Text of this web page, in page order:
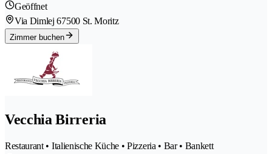
Geöffnet
Via Dimlej 67500 St. Moritz
Zimmer buchen
Vecchia Birreria
Restaurant • Italienische Küche • Pizzeria • Bar • Bankett